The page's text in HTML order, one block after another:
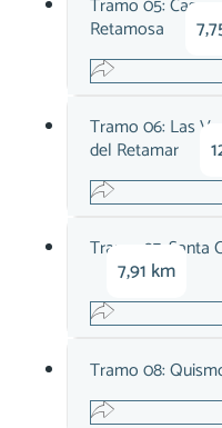
Tramo 05:
Retamosa
Tramo 06: Las
del Retamar
Tramo 07: Santa
7,91 km
Tramo 08: